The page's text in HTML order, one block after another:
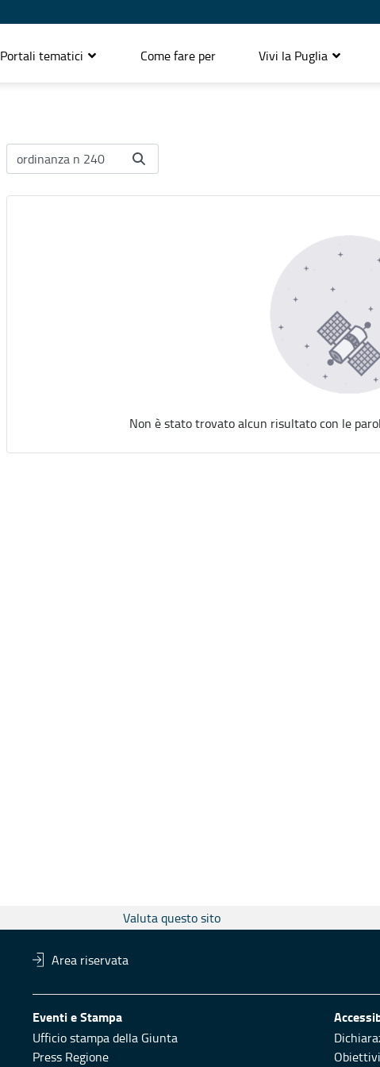
Portali tematici Come fare per Vivi la Puglia
Non è stato trovato alcun risultato con le
Valuta questo sito
Area riservata
Eventi e Stampa
Ufficio stampa della Giunta
Press Regione